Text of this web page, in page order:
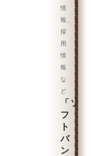
情
報、
採
用
情
報
な
ど
「ソ
フ
ト
バ
ン